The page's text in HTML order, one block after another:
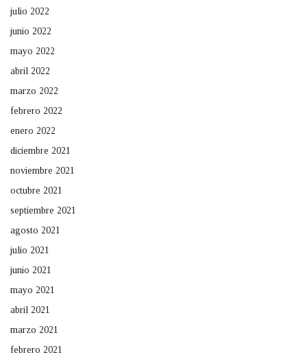
julio 2022
junio 2022
mayo 2022
abril 2022
marzo 2022
febrero 2022
enero 2022
diciembre 2021
noviembre 2021
octubre 2021
septiembre 2021
agosto 2021
julio 2021
junio 2021
mayo 2021
abril 2021
marzo 2021
febrero 2021